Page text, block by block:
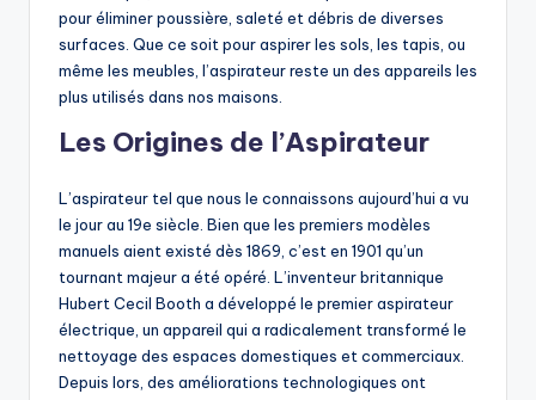
pour éliminer poussière, saleté et débris de diverses
surfaces. Que ce soit pour aspirer les sols, les tapis, ou
même les meubles, l’aspirateur reste un des appareils les
plus utilisés dans nos maisons.
Les Origines de l’Aspirateur
L’aspirateur tel que nous le connaissons aujourd’hui a vu
le jour au 19e siècle. Bien que les premiers modèles
manuels aient existé dès 1869, c’est en 1901 qu’un
tournant majeur a été opéré. L’inventeur britannique
Hubert Cecil Booth a développé le premier aspirateur
électrique, un appareil qui a radicalement transformé le
nettoyage des espaces domestiques et commerciaux.
Depuis lors, des améliorations technologiques ont